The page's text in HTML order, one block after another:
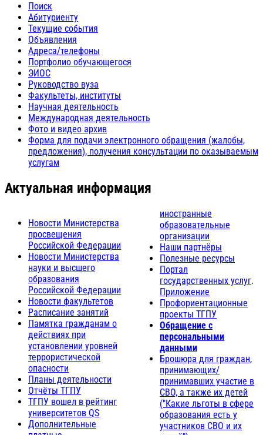
Поиск
Абитуриенту
Текущие события
Объявления
Адреса/телефоны
Портфолио обучающегося
ЭИОС
Руководство вуза
Факультеты, институты
Научная деятельность
Международная деятельность
Фото и видео архив
Форма для подачи электронного обращения (жалобы,
предложения), получения консультации по оказываемым
услугам
Актуальная информация
Новости Министерства
просвещения
Российской Федерации
Новости Министерства
науки и высшего
образования
Российской Федерации
Новости факультетов
Расписание занятий
Памятка гражданам о
действиях при
установлении уровней
террористической
опасности
Планы деятельности
Отчёты ТГПУ
ТГПУ вошел в рейтинг
университетов QS
Дополнительные
иностранные
образовательные
организации
Наши партнёры
Полезные ресурсы
Портал
государственных услуг.
Приложение
Профориентационные
проекты ТГПУ
Обращение с
персональными
данными
Брошюра для граждан,
принимающих/
принимавших участие в
СВО, а также их детей
("Какие льготы в сфере
образования есть у
участников СВО и их